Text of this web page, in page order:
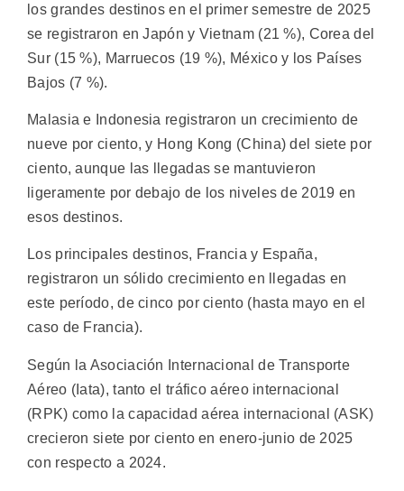
los grandes destinos en el primer semestre de 2025
se registraron en Japón y Vietnam (21 %), Corea del
Sur (15 %), Marruecos (19 %), México y los Países
Bajos (7 %).
Malasia e Indonesia registraron un crecimiento de
nueve por ciento, y Hong Kong (China) del siete por
ciento, aunque las llegadas se mantuvieron
ligeramente por debajo de los niveles de 2019 en
esos destinos.
Los principales destinos, Francia y España,
registraron un sólido crecimiento en llegadas en
este período, de cinco por ciento (hasta mayo en el
caso de Francia).
Según la Asociación Internacional de Transporte
Aéreo (Iata), tanto el tráfico aéreo internacional
(RPK) como la capacidad aérea internacional (ASK)
crecieron siete por ciento en enero-junio de 2025
con respecto a 2024.